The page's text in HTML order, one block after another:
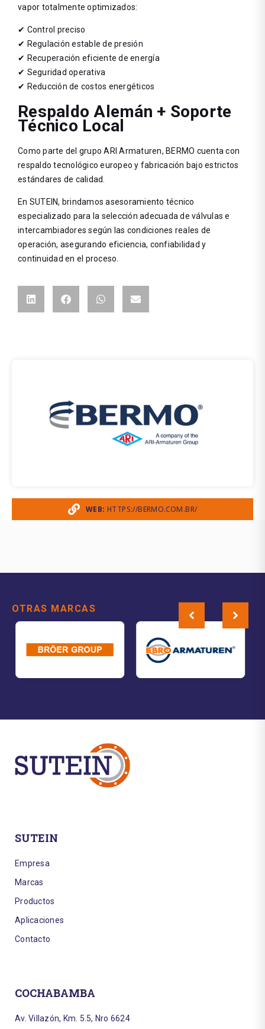
vapor totalmente optimizados:
✔ Control preciso
✔ Regulación estable de presión
✔ Recuperación eficiente de energía
✔ Seguridad operativa
✔ Reducción de costos energéticos
Respaldo Alemán + Soporte
Técnico Local
Como parte del grupo ARI Armaturen, BERMO cuenta con
respaldo tecnológico europeo y fabricación bajo estrictos
estándares de calidad.
En SUTEIN, brindamos asesoramiento técnico
especializado para la selección adecuada de válvulas e
intercambiadores según las condiciones reales de
operación, asegurando eficiencia, confiabilidad y
continuidad en el proceso.
WEB: HTTPS://BERMO.COM.BR/
OTRAS MARCAS
SUTEIN
Empresa
Marcas
Productos
Aplicaciones
Contacto
COCHABAMBA
Av. Villazón, Km. 5.5, Nro 6624